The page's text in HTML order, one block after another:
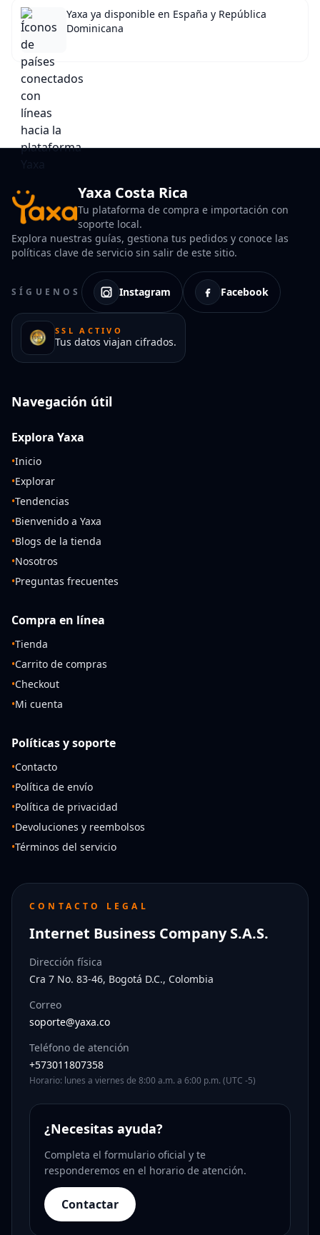
Yaxa ya disponible en España y República
Dominicana
Yaxa Costa Rica
Tu plataforma de compra e importación con
soporte local.
Explora nuestras guías, gestiona tus pedidos y conoce las
políticas clave de servicio sin salir de este sitio.
SÍGUENOS Instagram Facebook
SSL ACTIVO
Tus datos viajan cifrados.
Navegación útil
Explora Yaxa
•Inicio
•Explorar
•Tendencias
•Bienvenido a Yaxa
•Blogs de la tienda
•Nosotros
•Preguntas frecuentes
Compra en línea
•Tienda
•Carrito de compras
•Checkout
•Mi cuenta
Políticas y soporte
•Contacto
•Política de envío
•Política de privacidad
•Devoluciones y reembolsos
•Términos del servicio
CONTACTO LEGAL
Internet Business Company S.A.S.
Dirección física
Cra 7 No. 83-46, Bogotá D.C., Colombia
Correo
soporte@yaxa.co
Teléfono de atención
+573011807358
Horario: lunes a viernes de 8:00 a.m. a 6:00 p.m. (UTC -5)
¿Necesitas ayuda?
Completa el formulario oficial y te
responderemos en el horario de atención.
Contactar